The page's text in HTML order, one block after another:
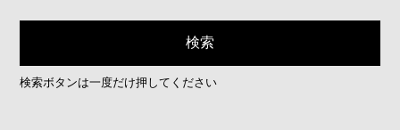
検索ボタンは一度だけ押してください